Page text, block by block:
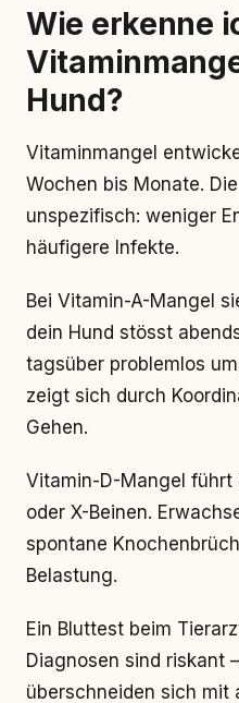
Wie erkenne
Hund?
Vitaminmangel
Wochen bis Monate.
unspezifisch: weniger
häufigere Infekte.
Bei Vitamin-A-Mangel
dein Hund stösst
tagsüber problemlos
zeigt sich durch
Gehen.
Vitamin-D-Mangel führt
oder X-Beinen.
spontane
Belastung.
Ein Bluttest beim
Diagnosen sind riskant
überschneiden sich mit